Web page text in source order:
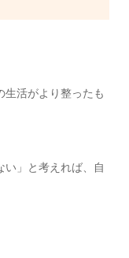
活がより整ったも
い」と考えれば、自